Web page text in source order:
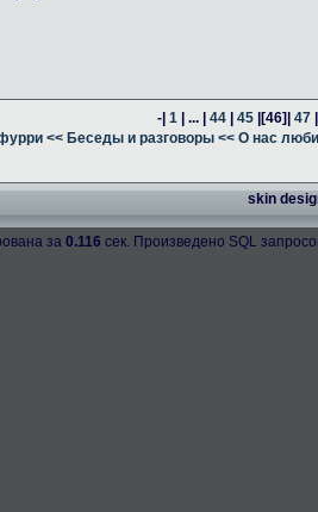
-| 1 | ... | 44 | 45 |[46]| 47
<< Беседы и разговоры << О нас
skin
за 0.116 сек. Произведено SQL